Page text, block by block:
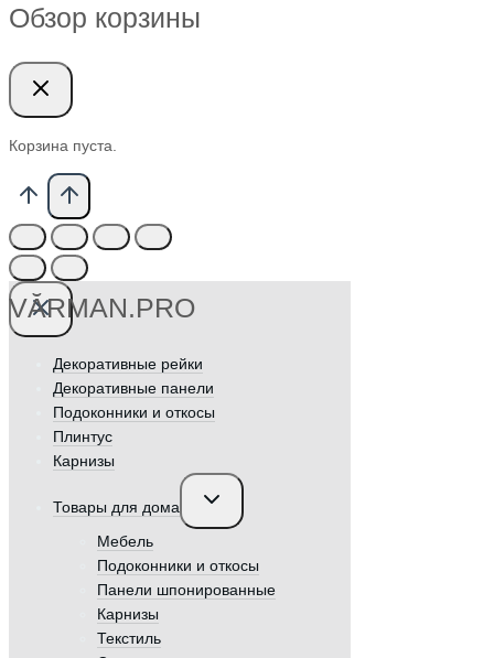
Обзор корзины
Корзина пуста.
VӐRMAN.PRO
Декоративные рейки
Декоративные панели
Подоконники и откосы
Плинтус
Карнизы
Товары для дома
Переключить
дочернее
Мебель
Подоконники и откосы
Панели шпонированные
Карнизы
Текстиль